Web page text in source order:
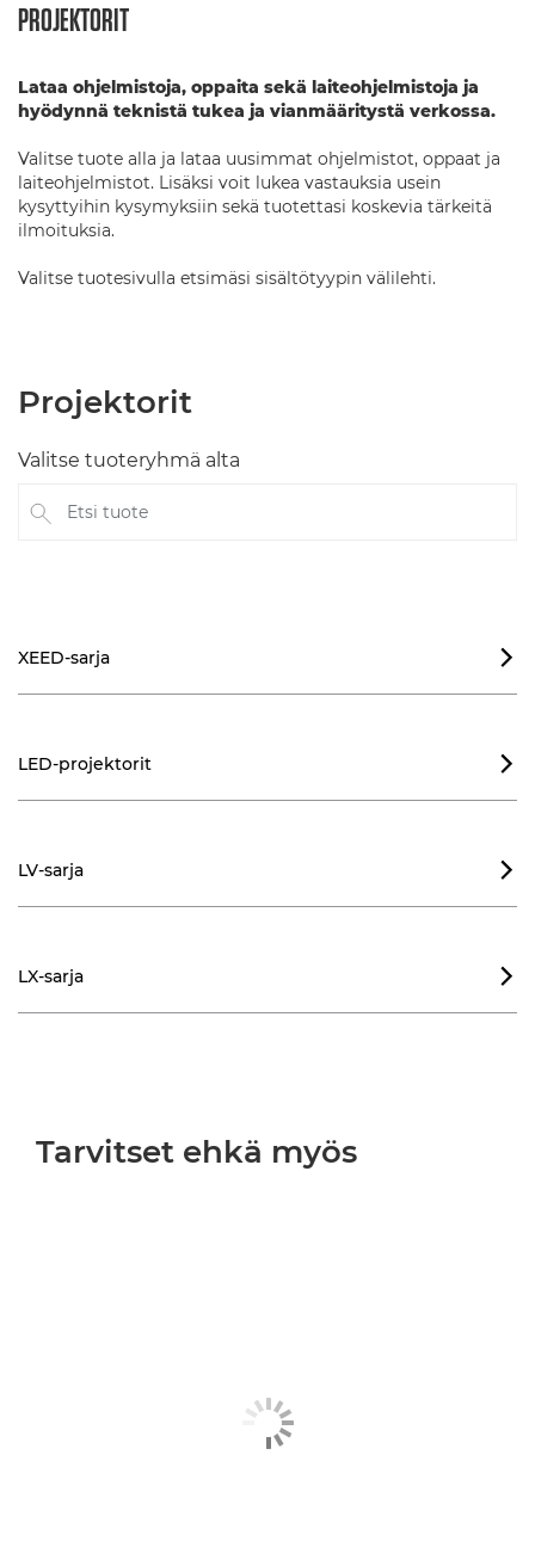
PROJEKTORIT
Lataa ohjelmistoja, oppaita sekä laiteohjelmistoja ja
hyödynnä teknistä tukea ja vianmääritystä verkossa.
Valitse tuote alla ja lataa uusimmat ohjelmistot, oppaat ja
laiteohjelmistot. Lisäksi voit lukea vastauksia usein
kysyttyihin kysymyksiin sekä tuotettasi koskevia tärkeitä
ilmoituksia.
Valitse tuotesivulla etsimäsi sisältötyypin välilehti.
Projektorit
Valitse tuoteryhmä alta
Etsi tuote
XEED-sarja 
LED-projektorit 
LV-sarja 
LX-sarja 
Tarvitset ehkä myös